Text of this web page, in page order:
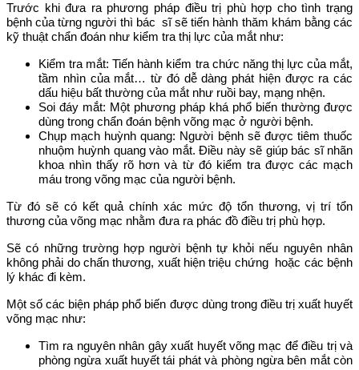
Trước khi đưa ra phương pháp điều trị phù hợp cho tình trạng
bệnh của từng người thì bác sĩ sẽ tiến hành thăm khám bằng các
kỹ thuật chẩn đoán như kiểm tra thị lực của mắt như:
Kiểm tra mắt: Tiến hành kiểm tra chức năng thị lực của mắt,
tầm nhìn của mắt… từ đó dễ dàng phát hiện được ra các
dấu hiệu bất thường của mắt như ruồi bay, mạng nhện.
Soi đáy mắt: Một phương pháp khá phổ biến thường được
dùng trong chẩn đoán bệnh võng mạc ở người bệnh.
Chụp mạch huỳnh quang: Người bệnh sẽ được tiêm thuốc
nhuộm huỳnh quang vào mắt. Điều này sẽ giúp bác sĩ nhãn
khoa nhìn thấy rõ hơn và từ đó kiểm tra được các mạch
máu trong võng mạc của người bệnh.
Từ đó sẽ có kết quả chính xác mức độ tổn thương, vị trí tổn
thương của võng mạc nhằm đưa ra phác đồ điều trị phù hợp.
Sẽ có những trường hợp người bệnh tự khỏi nếu nguyên nhân
không phải do chấn thương, xuất hiện triệu chứng hoặc các bệnh
lý khác đi kèm.
Một số các biện pháp phổ biến được dùng trong điều trị xuất huyết
võng mạc như:
Tìm ra nguyên nhân gây xuất huyết võng mạc để điều trị và
phòng ngừa xuất huyết tái phát và phòng ngừa bên mắt còn